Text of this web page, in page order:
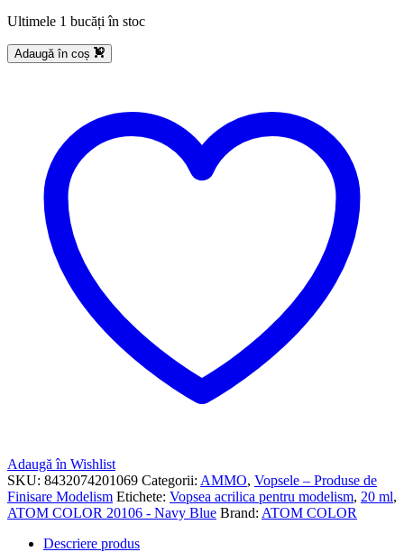
Ultimele 1 bucăți în stoc
Adaugă în coș
Adaugă în Wishlist
SKU: 8432074201069 Categorii: AMMO, Vopsele – Produse de
Finisare Modelism Etichete: Vopsea acrilica pentru modelism, 20 ml,
ATOM COLOR 20106 - Navy Blue Brand: ATOM COLOR
Descriere produs